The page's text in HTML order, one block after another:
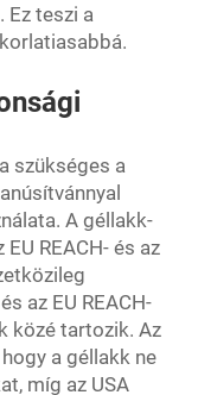
Ez teszi a
szükséges a
A géllakk-
REACH- és az
az EU REACH-
közé tartozik. Az
a géllakk ne
míg az USA